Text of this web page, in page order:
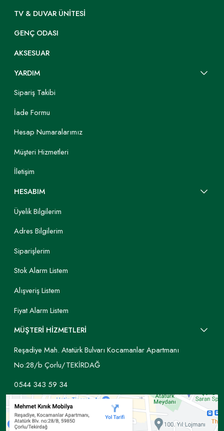
TV & DUVAR ÜNITESI
GENÇ ODASI
AKSESUAR
YARDIM
Sipariş Takibi
İade Formu
Hesap Numaralarımız
Müşteri Hizmetleri
İletişim
HESABIM
Üyelik Bilgilerim
Adres Bilgilerim
Siparişlerim
Stok Alarm Listem
Alışveriş Listem
Fiyat Alarm Listem
MÜŞTERİ HİZMETLERİ
Reşadiye Mah. Atatürk Bulvarı Kocamanlar Apartmanı
No:28/b Çorlu/TEKİRDAĞ
0544 343 59 34